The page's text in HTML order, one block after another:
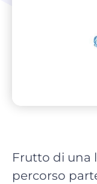
Frutto di una
percorso